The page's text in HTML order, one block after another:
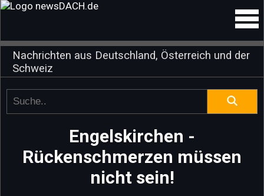
Nachrichten aus Deutschland, Österreich und der
Schweiz
Engelskirchen -
Rückenschmerzen müssen
nicht sein!